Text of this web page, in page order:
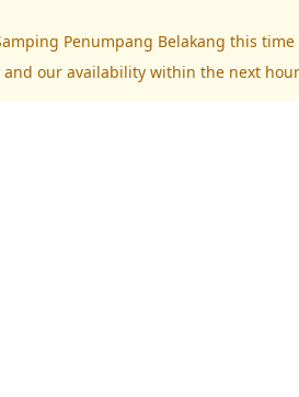
Penumpang Belakang this
our availability within the next